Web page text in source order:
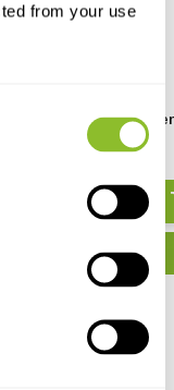
from your use
ANWB Amfibieën-
reptielengids